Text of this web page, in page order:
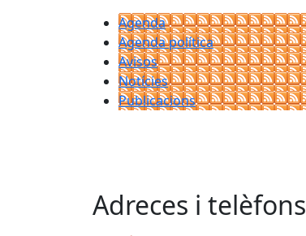
Agenda
Agenda política
Avisos
Notícies
Publicacions
Adreces i telèfons